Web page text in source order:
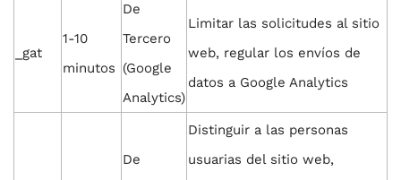
_gat
1-10
minutos
De
Tercero
(Google
Analytics)
Limitar las solicitudes al sitio
web, regular los envíos de
datos a Google Analytics
De
Distinguir a las personas
usuarias del sitio web,